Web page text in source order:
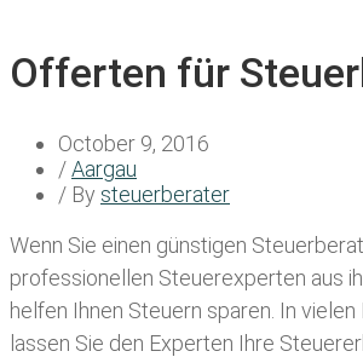
Offerten für
October 9, 2016
/Aargau
/ By steuerberater
Wenn Sie einen günstigen
professionellen Steuerexperten aus
helfen Ihnen Steuern sparen. In
lassen Sie den Experten Ihre